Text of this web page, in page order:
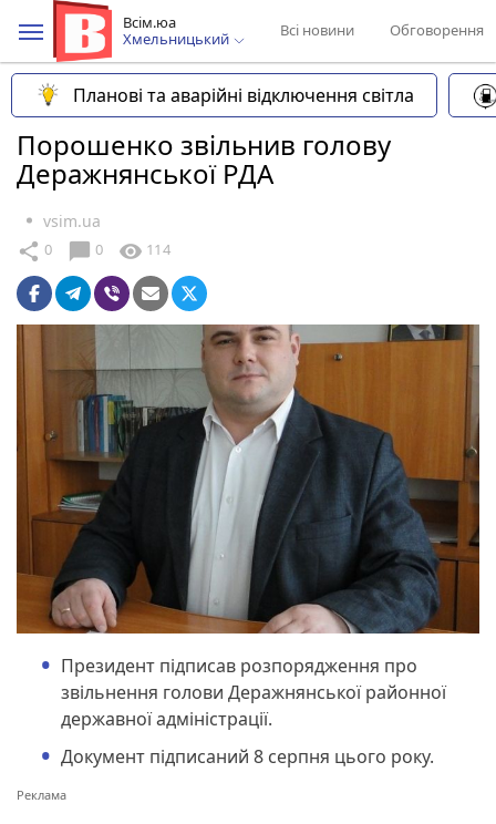
Всім.юа
Хмельницький
Всі новини Обговорення
Планові та аварійні відключення світла
Порошенко звільнив голову
Деражнянської РДА
vsim.ua
share 0 chat_bubble 0 visibility 114
Президент підписав розпорядження про
звільнення голови Деражнянської районної
державної адміністрації.
Документ підписаний 8 серпня цього року.